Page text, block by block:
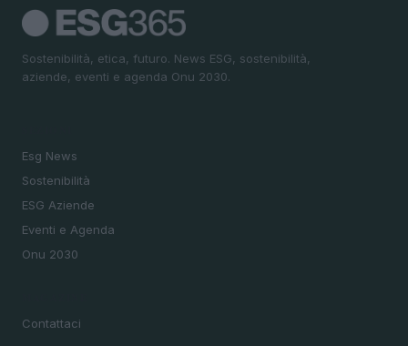
Sostenibilità, etica, futuro. News ESG, sostenibilità,
aziende, eventi e agenda Onu 2030.
Esg News
Sostenibilità
ESG Aziende
Eventi e Agenda
Onu 2030
Contattaci